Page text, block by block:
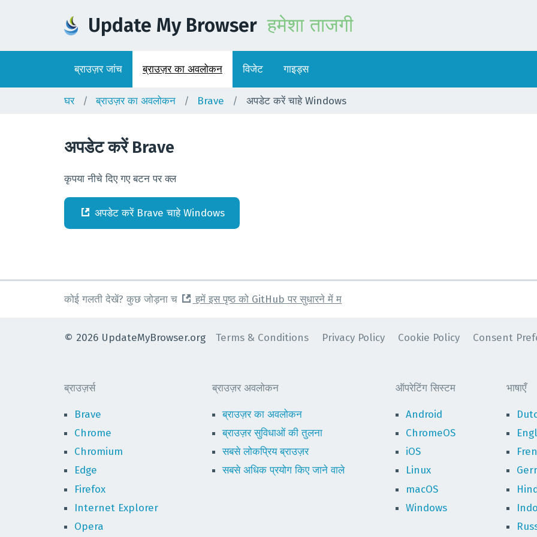
Update My Browser हमेशा ताजगी
ब्राउज़र जांच ब्राउज़र का अवलोकन विजेट गाइड्स
घर ब्राउज़र का अवलोकन Brave अपडेट करें चाहे Windows
अपडेट करें Brave
कृपया नीचे दिए गए बटन पर क्ल
अपडेट करें Brave चाहे Windows
कोई गलती देखें? कुछ जोड़ना च हमें इस पृष्ठ को GitHub पर सुधारने में म
© 2026 UpdateMyBrowser.org Terms & Conditions Privacy Policy Cookie Policy Consent
ब्राउज़र्स
Brave
Chrome
Chromium
Edge
Firefox
Internet Explorer
Opera
ब्राउज़र अवलोकन
ब्राउज़र का अवलोकन
ब्राउज़र सुविधाओं की तुलना
सबसे लोकप्रिय ब्राउज़र
सबसे अधिक प्रयोग किए जाने वाले
ऑपरेटिंग सिस्टम
Android
ChromeOS
iOS
Linux
macOS
Windows
भाषाएँ